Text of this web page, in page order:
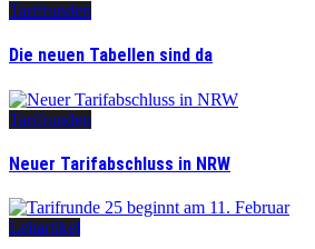
Tarifrunden
Die neuen Tabellen sind da
Tarifrunden
Neuer Tarifabschluss in NRW
Leitartikel